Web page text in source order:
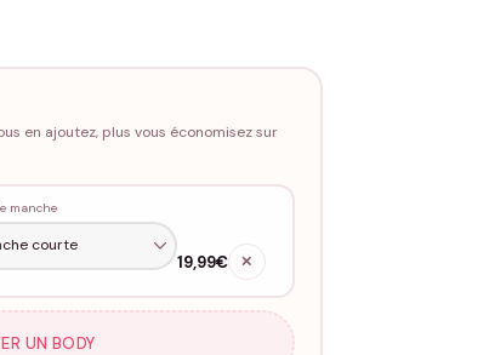
en ajoutez, plus vous économisez sur
manche
19,99€ ✕
UN BODY